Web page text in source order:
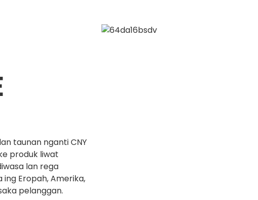
taunan nganti CNY
produk liwat
lan rega
Eropah, Amerika,
pelanggan.